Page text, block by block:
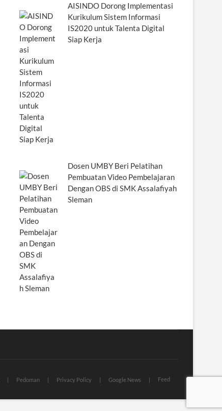
AISINDO Dorong Implementasi
Kurikulum Sistem Informasi
IS2020 untuk Talenta Digital
Siap Kerja
Dosen UMBY Beri Pelatihan
Pembuatan Video Pembelajaran
Dengan OBS di SMK Assalafiyah
Sleman
Pedoman Privacy Policy Google News Feed